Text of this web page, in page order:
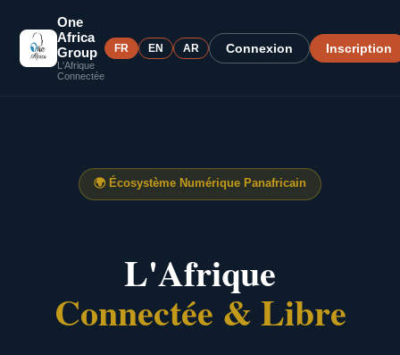
One
Africa
Group
L'Afrique
Connectée
FR EN AR Connexion Inscription
🌍 Écosystème Numérique Panafricain
L'Afrique
Connectée & Libre